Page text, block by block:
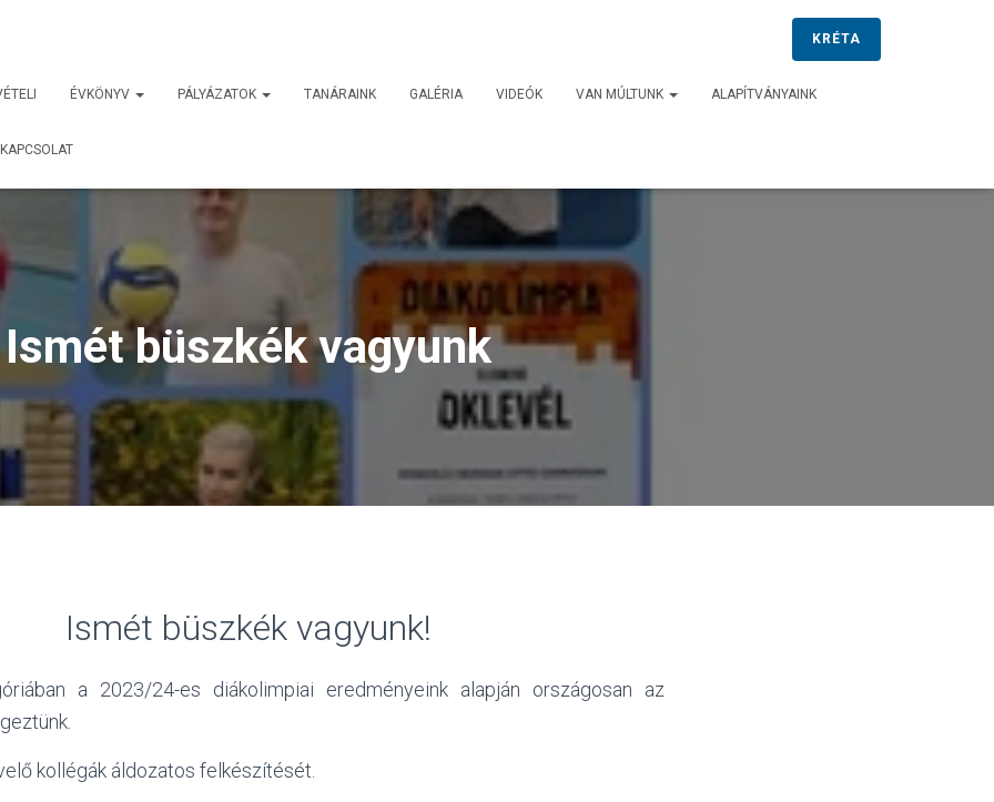
KRÉTA
ÉVKÖNYV PÁLYÁZATOK TANÁRAINK GALÉRIA VIDEÓK VAN MÚLTUNK ALAPÍTVÁNYAINK
KAPCSOLAT
Ismét büszkék vagyunk
Ismét büszkék vagyunk!
a 2023/24-es diákolimpiai eredményeink alapján országosan az
kollégák áldozatos felkészítését.